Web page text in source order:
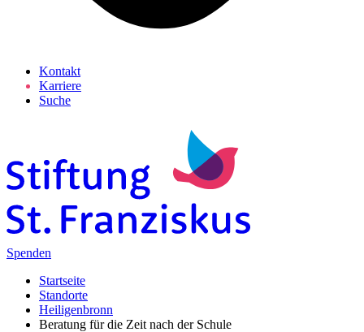
Kontakt
Karriere
Suche
Spenden
Startseite
Standorte
Heiligenbronn
Beratung für die Zeit nach der Schule